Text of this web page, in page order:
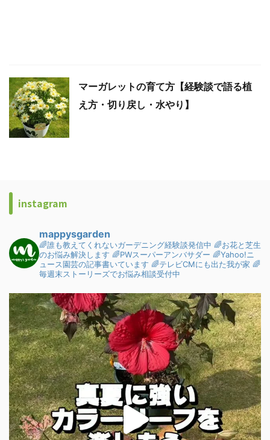
マーガレットの育て方【経験談で語る植
え方・切り戻し・水やり】
instagram
mappysgarden
🌈誰も教えてくれないガーデニング経験談発信中 🌈お花と芝生
のお悩み解決します 🌈PWスーパーアンバサダー 🌈Yahoo!ニ
ュース園芸の記事書いています 🌈テレビCMにも出た我が家 🌈
毎週末ストーリーズでお悩み相談受付中